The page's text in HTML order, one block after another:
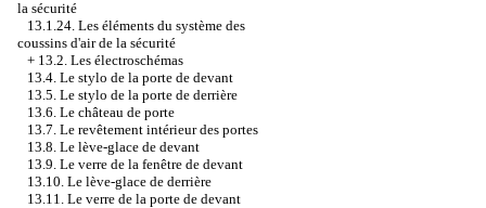
la sécurité
13.1.24. Les éléments du système des
coussins d'air de la sécurité
+ 13.2. Les électroschémas
13.4. Le stylo de la porte de devant
13.5. Le stylo de la porte de derrière
13.6. Le château de porte
13.7. Le revêtement intérieur des portes
13.8. Le lève-glace de devant
13.9. Le verre de la fenêtre de devant
13.10. Le lève-glace de derrière
13.11. Le verre de la porte de devant